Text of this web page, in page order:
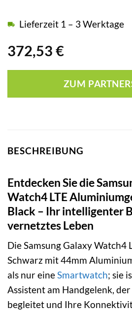
372,53 €
Lieferzeit 1 – 3 Werktage
ZUM
BESCHREIBUNG
Entdecken Sie die
Watch4 LTE
Black – Ihr intelligenter
vernetztes Leben
Die Samsung Galaxy Watch4
Schwarz mit 44mm
als nur eineSmartwatch; sie
Assistent am Handgelenk,
begleitet und Ihre